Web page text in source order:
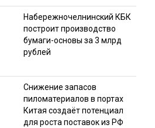
Набережночелнинский КБК
построит производство
бумаги-основы за 3 млрд
рублей
Снижение запасов
пиломатериалов в портах
Китая создаёт потенциал
для роста поставок из РФ